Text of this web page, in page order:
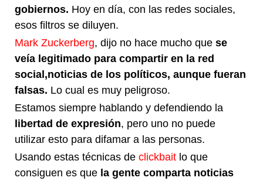
gobiernos. Hoy en día, con las redes sociales,
esos filtros se diluyen.
Mark Zuckerberg, dijo no hace mucho quese
veía legitimado para compartir en la red
social,noticias de los políticos, aunque fueran
falsas. Lo cual es muy peligroso.
Estamos siempre hablando y defendiendo la
libertad de expresión, pero uno no puede
utilizar esto para difamar a las personas.
Usando estas técnicas declickbait lo que
consiguen es que la gente comparta noticias